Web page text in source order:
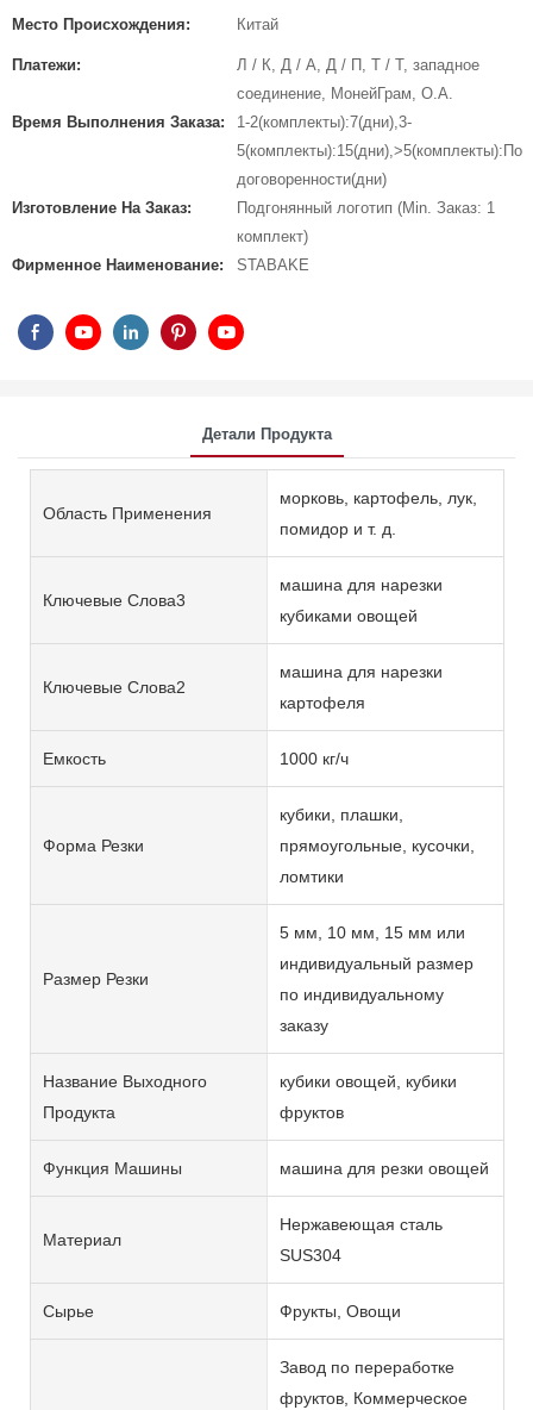
Место Происхождения: Китай
Платежи:
Л / К, Д / А, Д / П, Т / Т, западное
соединение, МонейГрам, О.А.
Время Выполнения Заказа:
1-2(комплекты):7(дни),3-
5(комплекты):15(дни),>5(комплекты):По
договоренности(дни)
Изготовление На Заказ:
Подгонянный логотип (Min. Заказ: 1
комплект)
Фирменное Наименование:
STABAKE
Детали Продукта
Область Применения
морковь, картофель, лук,
помидор и т. д.
Ключевые Слова3
машина для нарезки
кубиками овощей
Ключевые Слова2
машина для нарезки
картофеля
Емкость 1000 кг/ч
Форма Резки
кубики, плашки,
прямоугольные, кусочки,
ломтики
Размер Резки
5 мм, 10 мм, 15 мм или
индивидуальный размер
по индивидуальному
заказу
Название Выходного
Продукта
кубики овощей, кубики
фруктов
Функция Машины машина для резки овощей
Материал
Нержавеющая сталь
SUS304
Сырье Фрукты, Овощи
Завод по переработке
фруктов, Коммерческое